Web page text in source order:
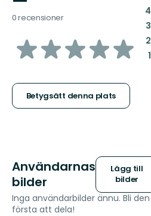
0 recensioner
av
stjärnor
Betygsätt denna plats
4:
3:
2:
1:
Användarnas
bilder
Lägg till
bilder
Inga användarbilder ännu. Bli den
första att dela!